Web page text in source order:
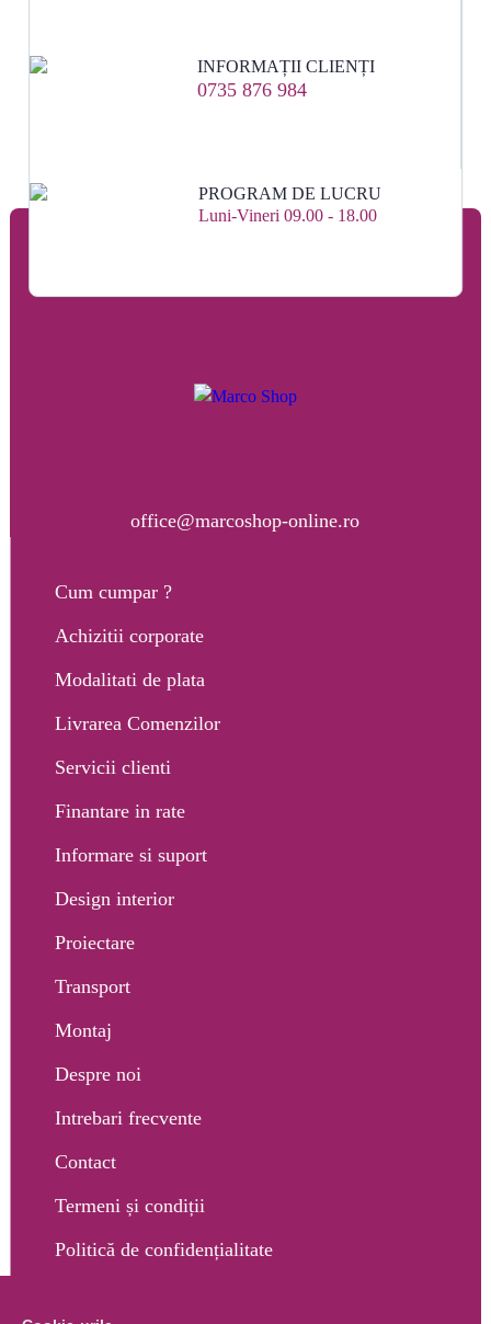
INFORMAȚII CLIENȚI
0735 876 984
PROGRAM DE LUCRU
Luni-Vineri 09.00 - 18.00
office@marcoshop-online.ro
Cum cumpar ?
Achizitii corporate
Modalitati de plata
Livrarea Comenzilor
Servicii clienti
Finantare in rate
Informare si suport
Design interior
Proiectare
Transport
Montaj
Despre noi
Intrebari frecvente
Contact
Termeni și condiții
Politică de confidențialitate